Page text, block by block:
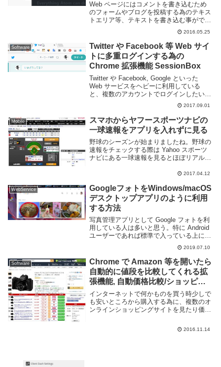
Web ページにはコメントを書き込むため
のフォームやブログを投稿する為のテキス
トエリア等、テキストを書き込む事ができ
る場所は多いです。しかし、ブラウザ標準
のテキストエリア等は機能が貧弱で長文を
書くのには向いていません。自分もこのブ
ログの記事...
2016.05.25
Software
Twitter や Facebook 等 Web サイ
トに多重ログインする為の
Chrome 拡張機能 SessionBox
Twitter や Facebook, Google といった
Web サービスをヘビーに利用している
と、複数のアカウントでログインしたい場
面が出て来る事がある。通常こういった
Web サイトは同時に複数のアカウントを
利用する事を想定してい...
2017.09.01
Mobile
スマホからヤフースポーツナビの
一球速報をアプリを入れずに見る
野球のシーズンが始まりましたね。野球の
速報をチェックする際は Yahoo スポーツ
ナビにある一球速報を見るとほぼリアルタ
も何が起こっているのかがわかりやすいで
普通に...
2017.04.12
WebService
GoogleフォトをWindows/macOS
デスクトップアプリのように利用
する方法
写真管理アプリとして Google フォトを利
用している人は多いと思う。特に Android
ユーザーであれば標準で入っている上に撮
った写真を自動的にクラウドへバックアッ
プできるため、利用者は多いだろう。この
Google フォト、スマホア...
2019.07.10
Software
Chrome で Amazon 等を開いたら
自動的に値段を比較してくれる拡
張機能, 自動価格比較/ショッピン
グ検索
インターネットで何かものを買う時少しで
も安いところから購入する為に、複数のオ
ンラインショッピングサイトを見たり価
数の Web ページを開いたり、値段を比較
2016.11.14